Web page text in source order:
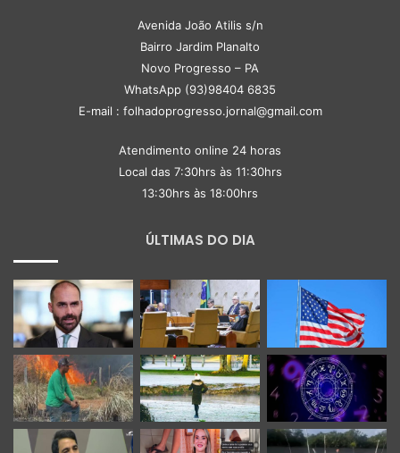
Avenida João Atilis s/n
Bairro Jardim Planalto
Novo Progresso – PA
WhatsApp (93)98404 6835
E-mail : folhadoprogresso.jornal@gmail.com
Atendimento online 24 horas
Local das 7:30hrs às 11:30hrs
13:30hrs às 18:00hrs
ÚLTIMAS DO DIA